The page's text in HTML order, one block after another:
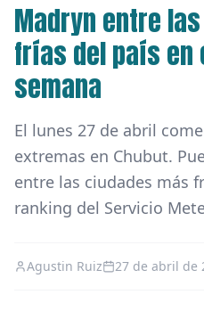
Madryn entre
frías del país en
semana
El lunes 27 de abril
extremas en Chubut.
entre las ciudades más
ranking del Servicio
Agustin Ruiz 27 de abril de